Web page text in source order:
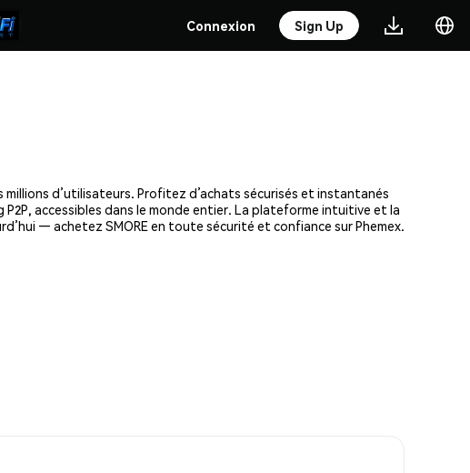
Connexion Sign Up
millions d’utilisateurs. Profitez d’achats sécurisés et instantanés
accessibles dans le monde entier. La plateforme intuitive et la
— achetez SMORE en toute sécurité et confiance sur Phemex.